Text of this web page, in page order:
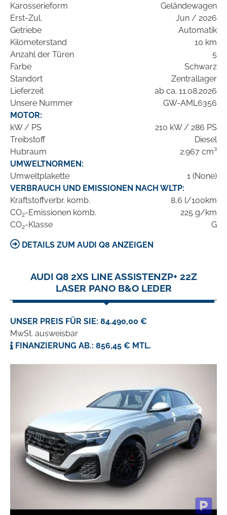
Karosserieform
Geländewagen
Erst-Zul.
Jun / 2026
Getriebe
Automatik
Kilometerstand
10 km
Anzahl der Türen
5
Farbe
Schwarz
Standort
Zentrallager
Lieferzeit
ab ca. 11.08.2026
Unsere Nummer
GW-AML6356
MOTOR:
kW / PS
210 kW / 286 PS
Treibstoff
Diesel
Hubraum
2.967 cm³
UMWELTNORMEN:
Umweltplakette
1 (None)
VERBRAUCH UND EMISSIONEN NACH WLTP:
Kraftstoffverbr. komb.
8,6 l/100km
CO2-Emissionen komb.
225 g/km
CO2-Klasse G
DETAILS ZUM AUDI Q8 ANZEIGEN
AUDI Q8 2XS LINE ASSISTENZP+ 22Z
LASER PANO B&O LEDER
UNSER PREIS FÜR SIE: 84.490,00 €
MwSt. ausweisbar
FINANZIERUNG AB.: 856,45 € MTL.